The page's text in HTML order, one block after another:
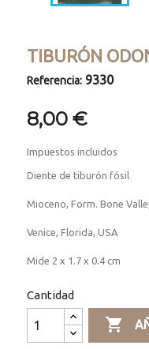
TIBURÓN
Referencia: 9330
8,00 €
Impuestos incluidos
Diente de tiburón fósil
Mioceno, Form. Bone
Venice, Florida, USA
Mide 2 x 1.7 x 0.4 cm
Cantidad
